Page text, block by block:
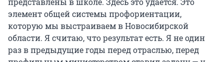
элемент общей системы профориентации,
которую мы выстраиваем в Новосибирской
области. Я считаю, что результат есть. Я не один
раз в предыдущие годы перед отраслью, перед